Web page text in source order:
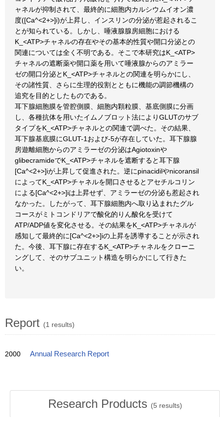
ャネルが抑制されて、最終的に細胞内カルシウムイオン濃
度([Ca^<2+>]i)が上昇し、インスリンの分泌が惹起されるこ
とが知られている。しかし、唾液腺腺房細胞における
K_<ATP>チャネルの存在やその基本的性質や開口分泌との
関連については全く不明である。そこで本研究はK_<ATP>
チャネルの遮断薬や開口薬を用いて唾液腺からのアミラー
ゼの開口分泌とK_<ATP>チャネルとの関連を明らかにし、
その諸性質、さらに生理的役割とともに機能の調節機構の
追究を目的としたものである。
耳下腺細胞膜を管腔側膜、細胞内顆粒膜、基底側膜に分画
し、各種抗体を用いたイムノブロット法によりGLUTのサブ
タイプをK_<ATP>チャネルとの関連で調べた。その結果、
耳下腺基底膜にGLUT-1および-5が存在していた。耳下腺腺
房遊離細胞からのアミラーゼの分泌はAgiotoxinや
glibecramideでK_<ATP>チャネルを遮断すると耳下腺
[Ca^<2+>]iが上昇して促進された。逆にpinacidilやnicoransil
によってK_<ATP>チャネルを開口させるとアセチルコリン
による[Ca^<2+>]iは上昇せず、アミラーゼの分泌も惹起され
なかった。したがって、耳下腺細胞内へ取り込まれたグル
コースがミトコンドリアで酸化的りん酸化を受けて
ATP/ADP値を変化させる。その結果をK_<ATP>チャネルが
感知して最終的に[Ca^<2+>]iの上昇を誘導することが示され
た。今後、耳下腺に存在するK_<ATP>チャネルをクローニ
ングして、そのサブユニット構造を明らかにして行きた
い。
Report (1 results)
2000 Annual Research Report
Research Products (5 results)